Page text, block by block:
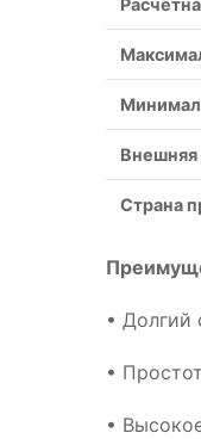
Страна
• Долгий
•
•